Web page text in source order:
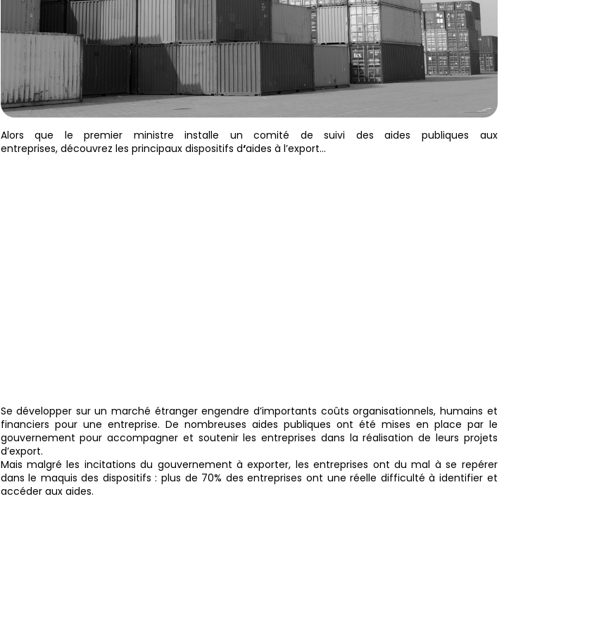
Alors que le premier ministre installe un comité de suivi des aides publiques aux
entreprises, découvrez les principaux dispositifs d‘aides à l’export…
Se développer sur un marché étranger engendre d’importants coûts organisationnels, humains et
financiers pour une entreprise. De nombreuses aides publiques ont été mises en place par le
gouvernement pour accompagner et soutenir les entreprises dans la réalisation de leurs projets
d’export.
Mais malgré les incitations du gouvernement à exporter, les entreprises ont du mal à se repérer
dans le maquis des dispositifs : plus de 70% des entreprises ont une réelle difficulté à identifier et
accéder aux aides.